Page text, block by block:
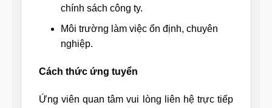
chính sách công ty.
Môi trường làm việc ổn định, chuyên
nghiệp.
Cách thức ứng tuyển
Ứng viên quan tâm vui lòng liên hệ trực tiếp